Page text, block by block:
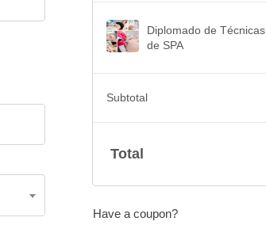
Diplomado de Técnicas
de SPA
Subtotal
Total
Have a coupon?